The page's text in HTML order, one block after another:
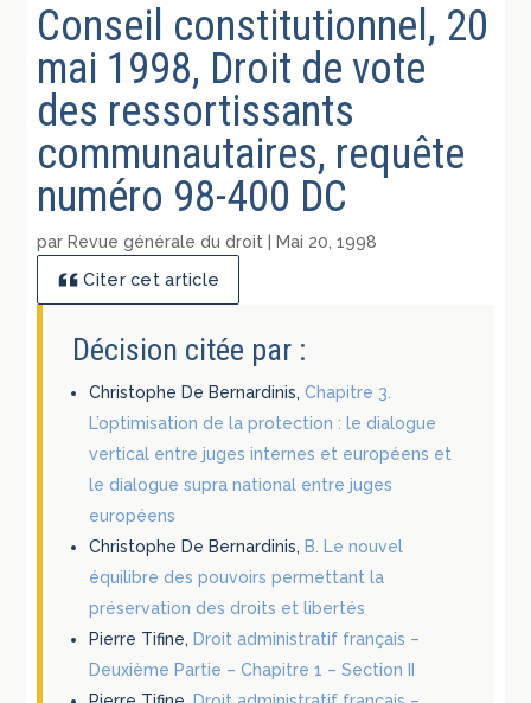
Conseil constitutionnel, 20
mai 1998, Droit de vote
des ressortissants
communautaires, requête
numéro 98-400 DC
par Revue générale du droit Mai 20, 1998
Citer cet article
Décision citée par :
Christophe De Bernardinis,Chapitre 3.
L’optimisation de la protection : le dialogue
vertical entre juges internes et européens et
le dialogue supra national entre juges
européens
Christophe De Bernardinis, B. Le nouvel
équilibre des pouvoirs permettant la
préservation des droits et libertés
Pierre Tifine, Droit administratif français –
Deuxième Partie – Chapitre 1 – Section II